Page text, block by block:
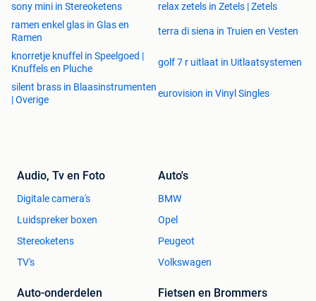
sony mini in Stereoketens
relax zetels in Zetels | Zetels
ramen enkel glas in Glas en
Ramen
terra di siena in Truien en Vesten
knorretje knuffel in Speelgoed |
Knuffels en Pluche
golf 7 r uitlaat in Uitlaatsystemen
silent brass in Blaasinstrumenten
| Overige
eurovision in Vinyl Singles
Audio, Tv en Foto
Digitale camera's
Luidspreker boxen
Stereoketens
TV's
Auto's
BMW
Opel
Peugeot
Volkswagen
Auto-onderdelen Fietsen en Brommers